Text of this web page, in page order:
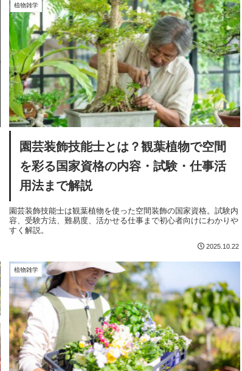
植物雑学
園芸装飾技能士とは？観葉植物で空間
を彩る国家資格の内容・試験・仕事活
用法まで解説
園芸装飾技能士は観葉植物を使った空間装飾の国家資格。試験内
容、受験方法、難易度、活かせる仕事まで初心者向けにわかりや
すく解説。
2025.10.22
植物雑学